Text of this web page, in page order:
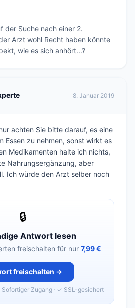
der Suche nach einer 2.
Arzt wohl Recht haben könnte
wie es sich anhört...?
8. Januar 2019
achten Sie bitte darauf, es eine
Essen zu nehmen, sonst wirkt es
Medikamenten halte ich nichts,
Nahrungsergänzung, aber
Ich würde den Arzt selber noch
🔒
Antwort lesen
freischalten für nur 7,99 €
freischalten →
Zugang · ✓ SSL-gesichert